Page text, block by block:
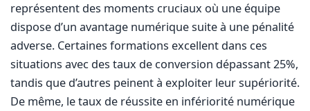
représentent des moments cruciaux où une équipe
dispose d’un avantage numérique suite à une pénalité
adverse. Certaines formations excellent dans ces
situations avec des taux de conversion dépassant 25%,
tandis que d’autres peinent à exploiter leur supériorité.
De même, le taux de réussite en infériorité numérique